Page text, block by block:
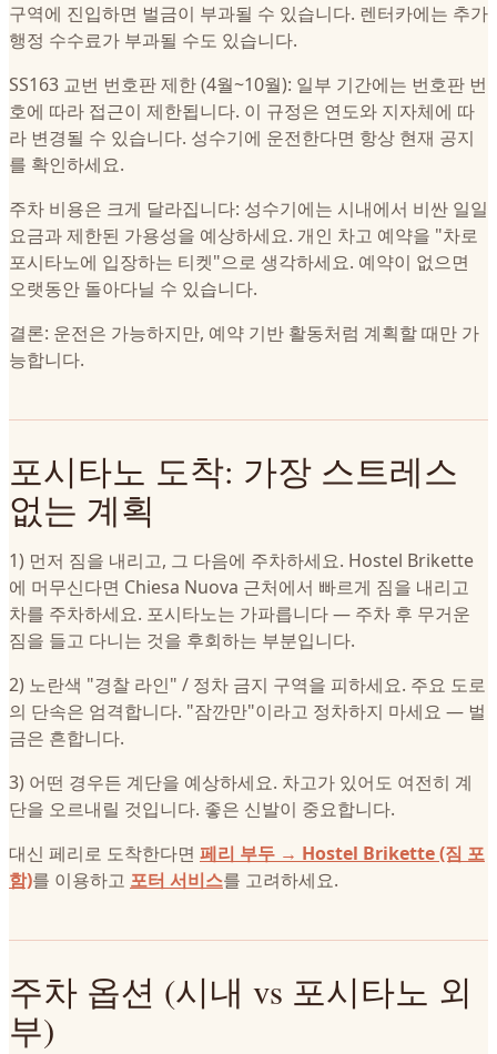
구역에 진입하면 벌금이 부과될 수 있습니다. 렌터카에는 추가
행정 수수료가 부과될 수도 있습니다.
SS163 교번 번호판 제한 (4월~10월): 일부 기간에는 번호판 번
호에 따라 접근이 제한됩니다. 이 규정은 연도와 지자체에 따
라 변경될 수 있습니다. 성수기에 운전한다면 항상 현재 공지
를 확인하세요.
주차 비용은 크게 달라집니다: 성수기에는 시내에서 비싼 일일
요금과 제한된 가용성을 예상하세요. 개인 차고 예약을 "차로
포시타노에 입장하는 티켓"으로 생각하세요. 예약이 없으면
오랫동안 돌아다닐 수 있습니다.
결론: 운전은 가능하지만, 예약 기반 활동처럼 계획할 때만 가
능합니다.
포시타노 도착: 가장 스트레스
없는 계획
1) 먼저 짐을 내리고, 그 다음에 주차하세요. Hostel Brikette
에 머무신다면 Chiesa Nuova 근처에서 빠르게 짐을 내리고
차를 주차하세요. 포시타노는 가파릅니다 — 주차 후 무거운
짐을 들고 다니는 것을 후회하는 부분입니다.
2) 노란색 "경찰 라인" / 정차 금지 구역을 피하세요. 주요 도로
의 단속은 엄격합니다. "잠깐만"이라고 정차하지 마세요 — 벌
금은 흔합니다.
3) 어떤 경우든 계단을 예상하세요. 차고가 있어도 여전히 계
단을 오르내릴 것입니다. 좋은 신발이 중요합니다.
대신 페리로 도착한다면 페리 부두 → Hostel Brikette (짐 포
함)를 이용하고 포터 서비스를 고려하세요.
주차 옵션 (시내 vs 포시타노 외
부)